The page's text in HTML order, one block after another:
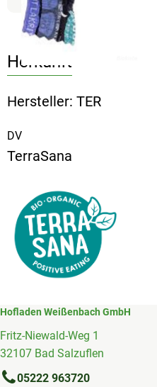
Herkunft
Hersteller: TER
DV
TerraSana
Hofladen Weißenbach GmbH
Fritz-Niewald-Weg 1
32107 Bad Salzuflen
05222 963720